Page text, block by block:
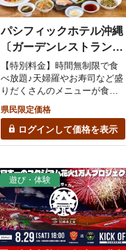
パシフィックホテル沖縄
〔ガーデンレストラン竜
潭〕
【特別料金】時間無制限で食
べ放題♪天婦羅やお寿司など盛
りだくさんのメニューが食べ
県民限定価格
ログインして価格を表示
遊び・体験